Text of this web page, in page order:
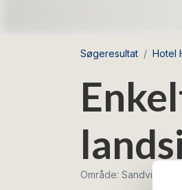
Søgeresultat Hotel
Område: Sandvig